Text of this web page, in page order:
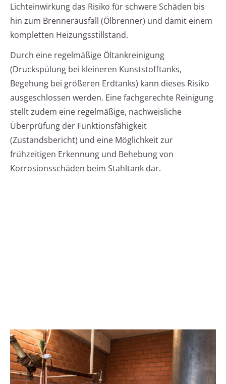
Lichteinwirkung das Risiko für schwere Schäden bis
hin zum Brennerausfall (Ölbrenner) und damit einem
kompletten Heizungsstillstand.
Durch eine regelmäßige Öltankreinigung
(Druckspülung bei kleineren Kunststofftanks,
Begehung bei größeren Erdtanks) kann dieses Risiko
ausgeschlossen werden. Eine fachgerechte Reinigung
stellt zudem eine regelmäßige, nachweisliche
Überprüfung der Funktionsfähigkeit
(Zustandsbericht) und eine Möglichkeit zur
frühzeitigen Erkennung und Behebung von
Korrosionsschäden beim Stahltank dar.